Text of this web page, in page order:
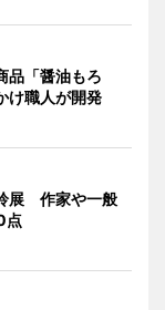
品「醤油もろ
け職人が開発
展 作家や一般
点